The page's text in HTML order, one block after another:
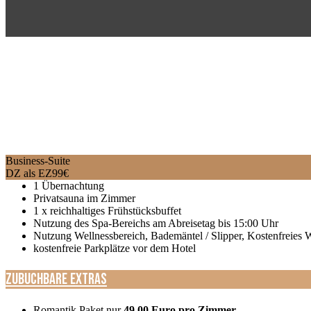
Business-Suite
DZ als EZ99€
1 Übernachtung
Privatsauna im Zimmer
1 x reichhaltiges Frühstücksbuffet
Nutzung des Spa-Bereichs am Abreisetag bis 15:00 Uhr
Nutzung Wellnessbereich, Bademäntel / Slipper, Kostenfreies
kostenfreie Parkplätze vor dem Hotel
Zubuchbare Extras